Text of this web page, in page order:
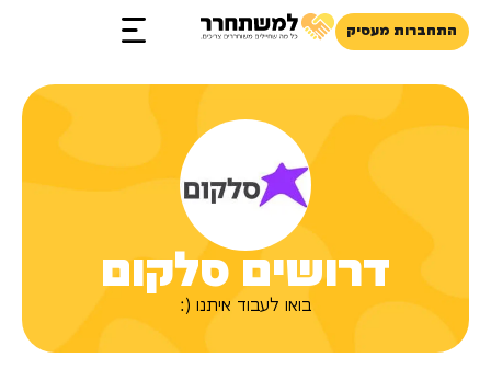
התחברות מעסיק
דרושים סלקום
בואו לעבוד איתנו (: